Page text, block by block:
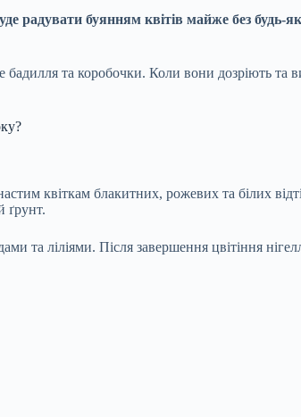
радувати буянням квітів майже без будь-
та коробочки. Коли вони дозріють та
квіткам блакитних, рожевих та білих
ґрунт.
та ліліями. Після завершення цвітіння